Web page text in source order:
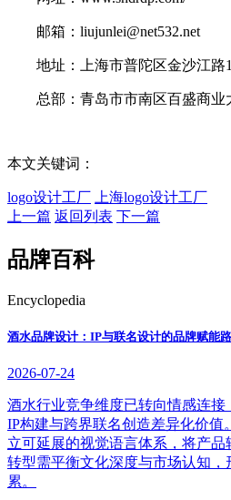
邮箱：liujunlei@net532.net
地址：上海市普陀区金沙江路
总部：青岛市市南区百盛商业
本文关键词：
logo设计工厂
上海logo设计工厂
上一篇 返回列表 下一篇
品牌百科
Encyclopedia
酒水品牌设计：IP与联名设计的品牌赋能
2026-07-24
酒水行业竞争维度已转向情感连
IP构建与跨界联名创造差异化价值
立可延展的视觉语言体系，将产
转型需平衡文化深度与市场认知
累。